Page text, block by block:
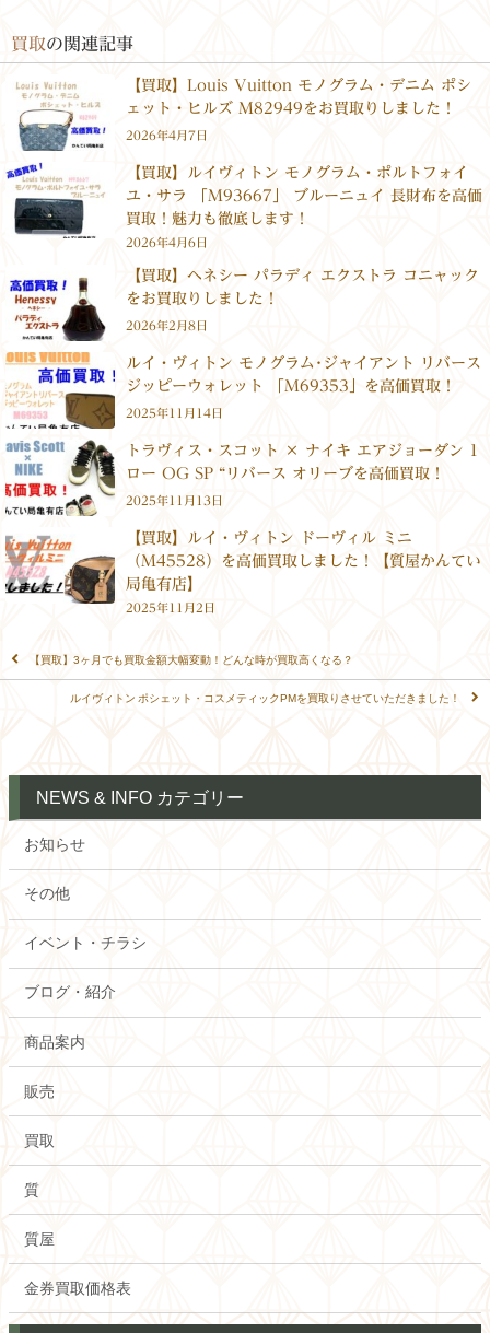
買取の関連記事
【買取】Louis Vuitton モノグラム・デニム ポシ
ェット・ヒルズ M82949をお買取りしました！
2026年4月7日
【買取】ルイヴィトン モノグラム・ポルトフォイ
ユ・サラ 「M93667」 ブルーニュイ 長財布を高価
買取！魅力も徹底します！
2026年4月6日
【買取】ヘネシー パラディ エクストラ コニャック
をお買取りしました！
2026年2月8日
ルイ・ヴィトン モノグラム･ジャイアント リバース
ジッピーウォレット 「M69353」を高価買取！
2025年11月14日
トラヴィス・スコット × ナイキ エアジョーダン 1
ロー OG SP “リバース オリーブを高価買取！
2025年11月13日
【買取】ルイ・ヴィトン ドーヴィル ミニ
（M45528）を高価買取しました！【質屋かんてい
局亀有店】
2025年11月2日
【買取】3ヶ月でも買取金額大幅変動！どんな時が買取高くなる？
ルイヴィトン ポシェット・コスメティックPMを買取りさせていただきました！
NEWS & INFO カテゴリー
お知らせ
その他
イベント・チラシ
ブログ・紹介
商品案内
販売
買取
質
質屋
金券買取価格表